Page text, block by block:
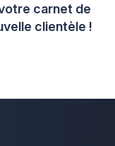
carnet de
clientèle !